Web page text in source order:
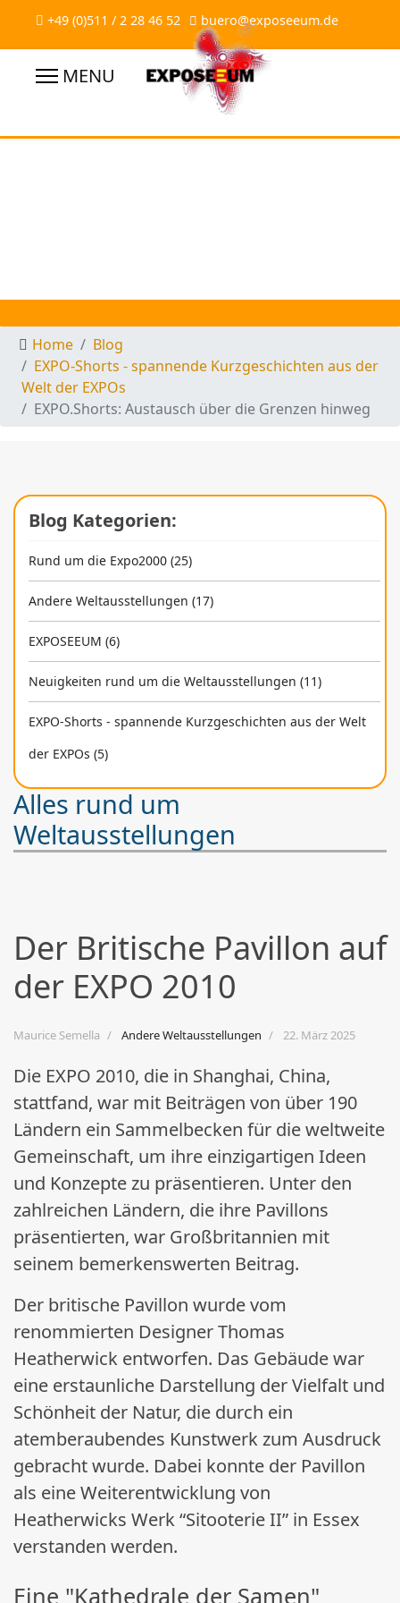
+49 (0)511 / 2 28 46 52 buero@exposeeum.de
Home
Blog
EXPO-Shorts - spannende Kurzgeschichten aus der
Welt der EXPOs
EXPO.Shorts: Austausch über die Grenzen hinweg
Blog Kategorien:
Rund um die Expo2000 (25)
Andere Weltausstellungen (17)
EXPOSEEUM (6)
Neuigkeiten rund um die Weltausstellungen (11)
EXPO-Shorts - spannende Kurzgeschichten aus der Welt
der EXPOs (5)
Alles rund um
Weltausstellungen
Der Britische Pavillon auf
der EXPO 2010
Maurice Semella Andere Weltausstellungen 22. März 2025
Die EXPO 2010, die in Shanghai, China,
stattfand, war mit Beiträgen von über 190
Ländern ein Sammelbecken für die weltweite
Gemeinschaft, um ihre einzigartigen Ideen
und Konzepte zu präsentieren. Unter den
zahlreichen Ländern, die ihre Pavillons
präsentierten, war Großbritannien mit
seinem bemerkenswerten Beitrag.
Der britische Pavillon wurde vom
renommierten Designer Thomas
Heatherwick entworfen. Das Gebäude war
eine erstaunliche Darstellung der Vielfalt und
Schönheit der Natur, die durch ein
atemberaubendes Kunstwerk zum Ausdruck
gebracht wurde. Dabei konnte der Pavillon
als eine Weiterentwicklung von
Heatherwicks Werk “Sitooterie II” in Essex
verstanden werden.
Eine "Kathedrale der Samen"